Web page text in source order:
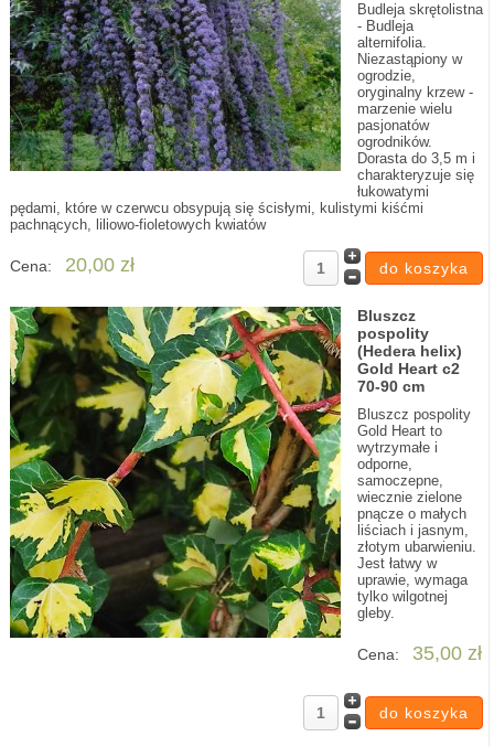
Budleja skrętolistna
- Budleja
alternifolia.
Niezastąpiony w
ogrodzie,
oryginalny krzew -
marzenie wielu
pasjonatów
ogrodników.
Dorasta do 3,5 m i
charakteryzuje się
łukowatymi
pędami, które w czerwcu obsypują się ścisłymi, kulistymi kiśćmi
pachnących, liliowo-fioletowych kwiatów
Cena: 20,00 zł
Bluszcz
pospolity
(Hedera helix)
Gold Heart c2
70-90 cm
Bluszcz pospolity
Gold Heart to
wytrzymałe i
odporne,
samoczepne,
wiecznie zielone
pnącze o małych
liściach i jasnym,
złotym ubarwieniu.
Jest łatwy w
uprawie, wymaga
tylko wilgotnej
gleby.
Cena: 35,00 zł